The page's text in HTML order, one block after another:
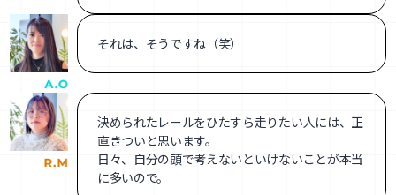
それは、そうですね（笑）
決められたレールをひたすら走りたい人には、正
直きついと思います。
日々、自分の頭で考えないといけないことが本当
に多いので。